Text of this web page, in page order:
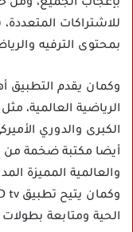
للاشتراكات
بمحتوى الترفيه
وكمان يقدم التطبيق
الكبرى والدوري
أيضا مكتبة ضخمة من
والعالمية المميزة
الحية ومتابعة